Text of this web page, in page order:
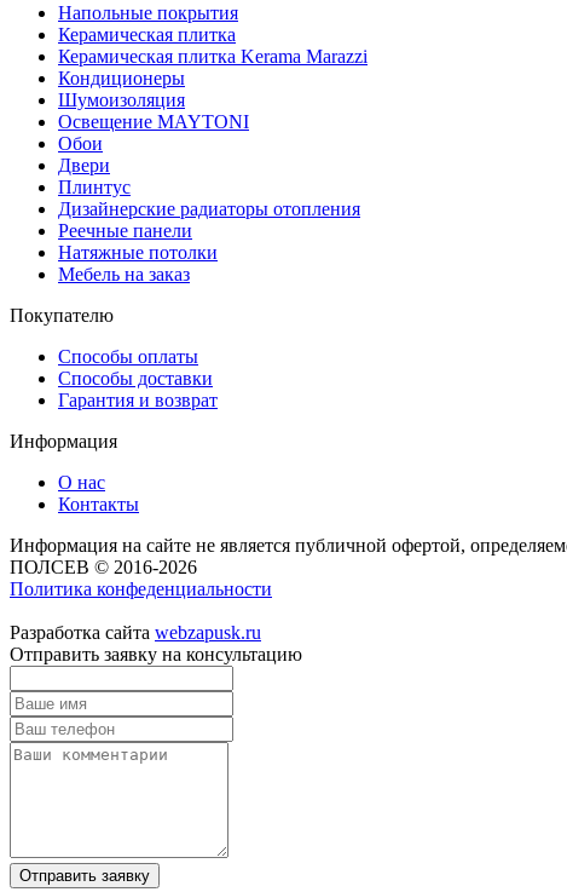
Напольные покрытия
Керамическая плитка
Керамическая плитка Kerama Marazzi
Кондиционеры
Шумоизоляция
Освещение MAYTONI
Обои
Двери
Плинтус
Дизайнерские радиаторы отопления
Реечные панели
Натяжные потолки
Мебель на заказ
Покупателю
Способы оплаты
Способы доставки
Гарантия и возврат
Информация
О нас
Контакты
Информация на сайте не является публичной офертой,
ПОЛСЕВ © 2016-2026
Политика конфеденциальности
Разработка сайта webzapusk.ru
Отправить заявку на консультацию
Отправить заявку